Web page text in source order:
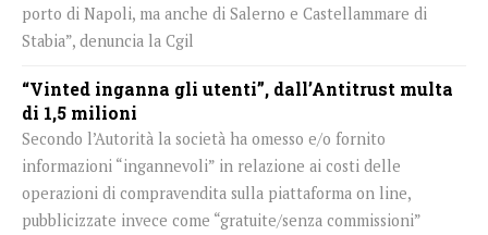
porto di Napoli, ma anche di Salerno e Castellammare di
Stabia”, denuncia la Cgil
“Vinted inganna gli utenti”, dall’Antitrust multa
di 1,5 milioni
Secondo l’Autorità la società ha omesso e/o fornito
informazioni “ingannevoli” in relazione ai costi delle
operazioni di compravendita sulla piattaforma on line,
pubblicizzate invece come “gratuite/senza commissioni”